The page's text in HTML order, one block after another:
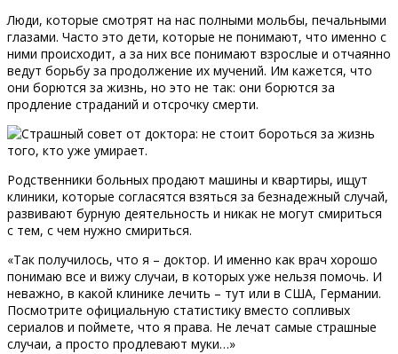
Люди, которые смотрят на нас полными мольбы, печальными
глазами. Часто это дети, которые не понимают, что именно с
ними происходит, а за них все понимают взрослые и отчаянно
ведут борьбу за продолжение их мучений. Им кажется, что
они борются за жизнь, но это не так: они борются за
продление страданий и отсрочку смерти.
Родственники больных продают машины и квартиры, ищут
клиники, которые согласятся взяться за безнадежный случай,
развивают бурную деятельность и никак не могут смириться
с тем, с чем нужно смириться.
«Так получилось, что я – доктор. И именно как врач хорошо
понимаю все и вижу случаи, в которых уже нельзя помочь. И
неважно, в какой клинике лечить – тут или в США, Германии.
Посмотрите официальную статистику вместо сопливых
сериалов и поймете, что я права. Не лечат самые страшные
случаи, а просто продлевают муки…»